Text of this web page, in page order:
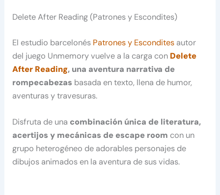
Delete After Reading (Patrones y Escondites)
El estudio barcelonés Patrones y Escondites autor
del juego Unmemory vuelve a la carga con Delete
After Reading, una aventura narrativa de
rompecabezas basada en texto, llena de humor,
aventuras y travesuras.
Disfruta de una combinación única de literatura,
acertijos y mecánicas de escape room con un
grupo heterogéneo de adorables personajes de
dibujos animados en la aventura de sus vidas.